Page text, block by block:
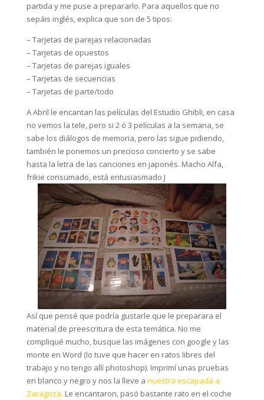
partida y me puse a prepararlo. Para aquellos que no
sepáis inglés, explica que son de 5 tipos:
– Tarjetas de parejas relacionadas
– Tarjetas de opuestos
– Tarjetas de parejas iguales
– Tarjetas de secuencias
– Tarjetas de parte/todo
A Abril le encantan las películas del Estudio Ghibli, en casa
no vemos la tele, pero si 2 ó 3 películas a la semana, se
sabe los diálogos de memoria, pero las sigue pidiendo,
también le ponemos un precioso concierto y se sabe
hasta la letra de las canciones en japonés. Macho Alfa,
frikie consumado, está entusiasmado J
Así que pensé que podría gustarle que le preparara el
material de preescritura de esta temática. No me
compliqué mucho, busque las imágenes con google y las
monte en Word (lo tuve que hacer en ratos libres del
trabajo y no tengo allí photoshop). Imprimí unas pruebas
en blanco y negro y nos la lleve a nuestra escapada a
Zaragoza. Le encantaron, pasó bastante rato en el coche